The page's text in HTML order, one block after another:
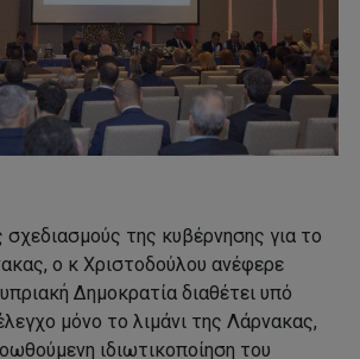
σχεδιασμούς της κυβέρνησης για το
ο κ Χριστοδούλου ανέφερε
Δημοκρατία διαθέτει υπό
μόνο το λιμάνι της Λάρνακας,
ιδιωτικοποίηση του